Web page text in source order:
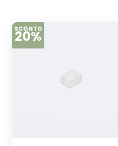
SCONTO
20%